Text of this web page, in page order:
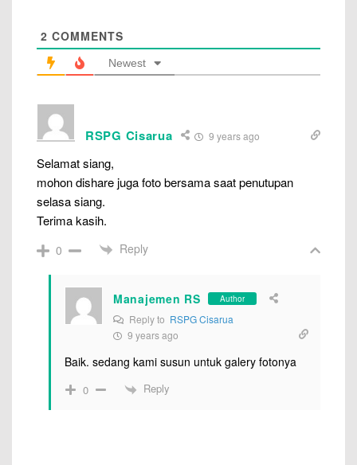
2 COMMENTS
Newest
RSPG Cisarua 9 years ago
Selamat siang,
mohon dishare juga foto bersama saat penutupan
selasa siang.
Terima kasih.
0 Reply
Manajemen RS Author
Reply to RSPG Cisarua
9 years ago
Baik. sedang kami susun untuk galery fotonya
0 Reply